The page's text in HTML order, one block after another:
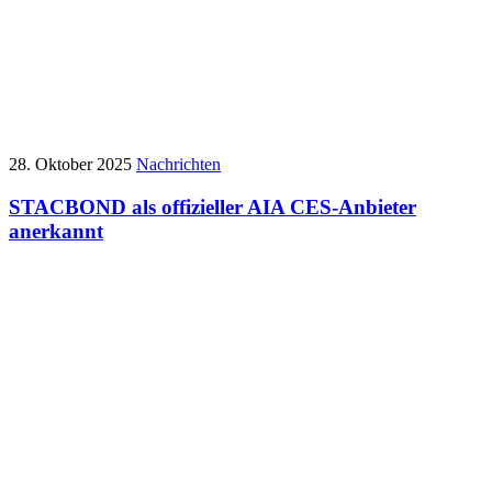
28. Oktober 2025 Nachrichten
STACBOND als offizieller AIA CES-Anbieter
anerkannt